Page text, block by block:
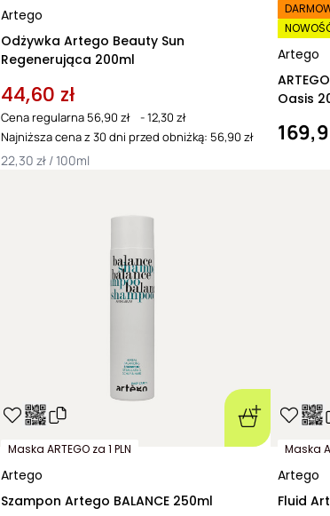
Artego
Odżywka Artego Beauty Sun
Regenerująca 200ml
44,60 zł
Cena regularna 56,90 zł -12,30 zł
Najniższa cena z 30 dni przed obniżką: 56,90 zł
22,30 zł / 100ml
Artego
Oasis
Artego
Maska ARTEGO za 1 PLN
Szampon Artego BALANCE 250ml
Artego
Maska
Fluid